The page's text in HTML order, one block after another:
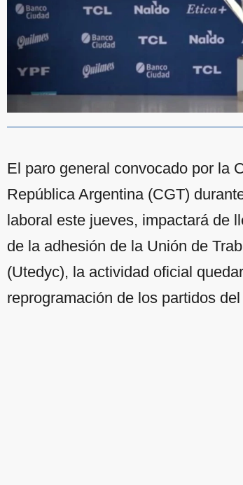
El paro general convocado por la
República Argentina (CGT)
laboral este jueves, impactará de
de la adhesión de la Unión de
(Utedyc), la actividad oficial
reprogramación de los partidos